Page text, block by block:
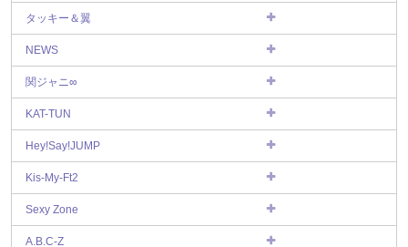
タッキー＆翼
NEWS
関ジャニ∞
KAT-TUN
Hey!Say!JUMP
Kis-My-Ft2
Sexy Zone
A.B.C-Z